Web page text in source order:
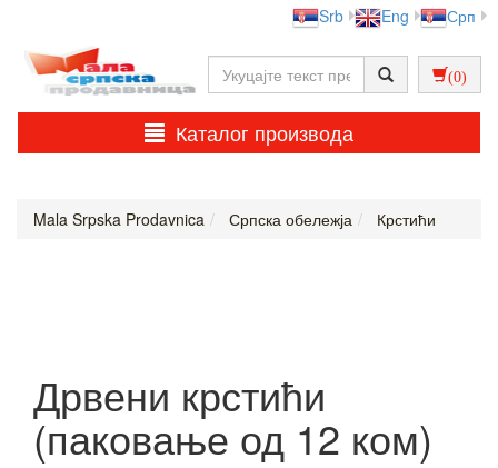
Srb Eng Срп
(0)
Каталог производа
Mala Srpska Prodavnica Српска обележја Крстићи
Дрвени крстићи
(паковање од 12 ком)